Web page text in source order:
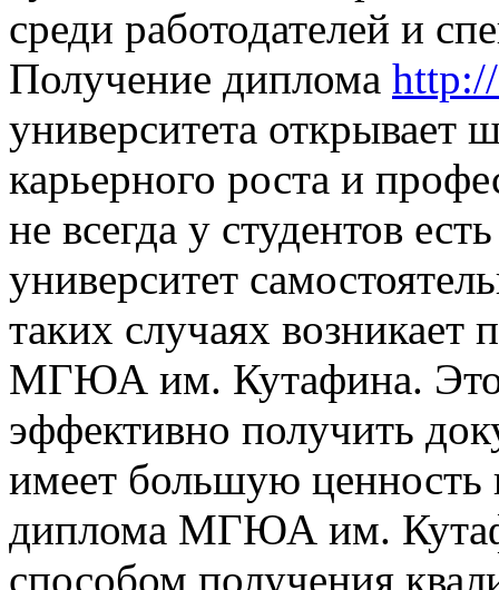
среди работодателей и
Получение диплома
университета открывает
карьерного роста и
не всегда у студентов
университет
таких случаях возникает
МГЮА им. Кутафина. Это
эффективно получить
имеет большую ценность
диплома МГЮА им.
способом получения